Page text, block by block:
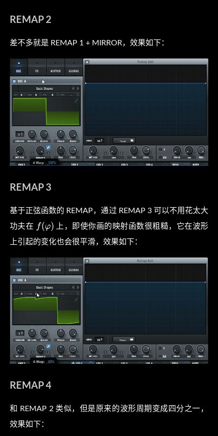
REMAP 2
差不多就是 REMAP 1 + MIRROR，效果如下：
REMAP 3
基于正弦函数的 REMAP，通过 REMAP 3 可以不用花太大
功夫在 f(
\varphi
)
f(φ) 上，即使你画的映射函数很粗糙，它在波形
上引起的变化也会很平滑，效果如下：
REMAP 4
和 REMAP 2 类似，但是原来的波形周期变成四分之一，
效果如下：